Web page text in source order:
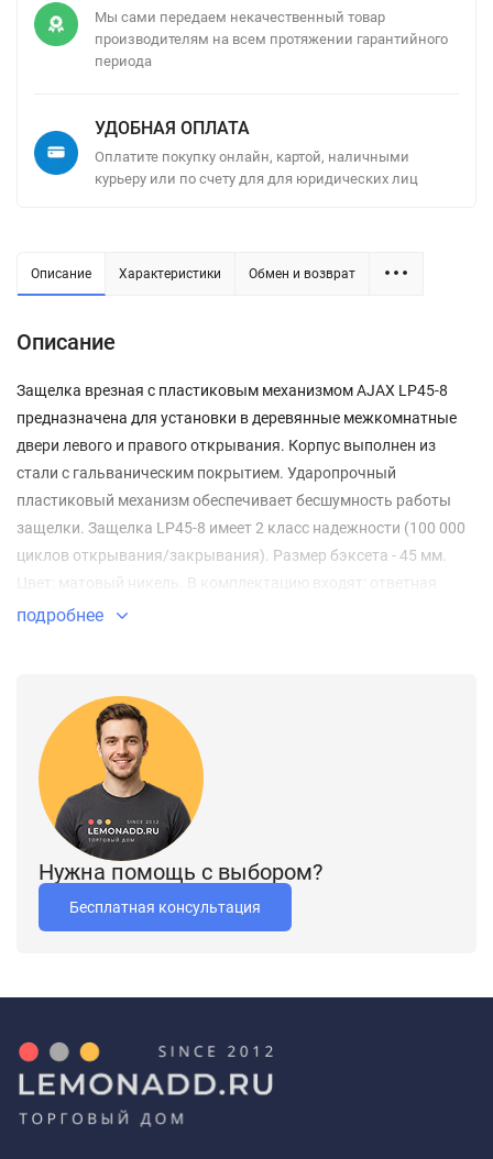
Мы сами передаем некачественный товар
производителям на всем протяжении гарантийного
периода
УДОБНАЯ ОПЛАТА
Оплатите покупку онлайн, картой, наличными
курьеру или по счету для для юридических лиц
Описание Характеристики Обмен и возврат
Описание
Защелка врезная с пластиковым механизмом AJAX LP45-8
предназначена для установки в деревянные межкомнатные
двери левого и правого открывания. Корпус выполнен из
стали с гальваническим покрытием. Ударопрочный
пластиковый механизм обеспечивает бесшумность работы
защелки. Защелка LP45-8 имеет 2 класс надежности (100 000
циклов открывания/закрывания). Размер бэксета - 45 мм.
Цвет: матовый никель. В комплектацию входят: ответная
планка и крепежная фурнитура в цвет изделия.
подробнее
Нужна помощь с выбором?
Бесплатная консультация